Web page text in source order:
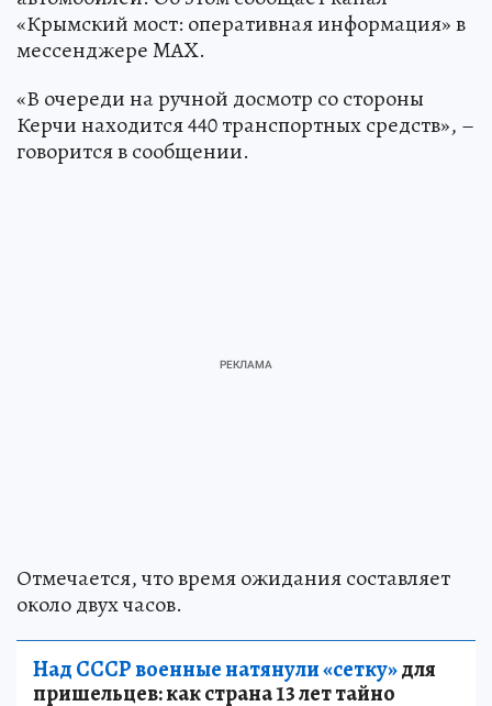
«Крымский мост: оперативная информация» в
мессенджере MAX.
«В очереди на ручной досмотр со стороны
Керчи находится 440 транспортных средств», –
говорится в сообщении.
Отмечается, что время ожидания составляет
около двух часов.
Над СССР военные натянули «сетку»для
пришельцев: как страна 13 лет тайно